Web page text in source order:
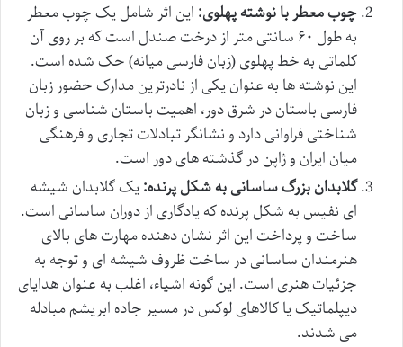
چوب معطر با نوشته پهلوی: این اثر شامل یک چوب معطر
به طول ۶۰ سانتی متر از درخت صندل است که بر روی آن
کلماتی به خط پهلوی (زبان فارسی میانه) حک شده است.
این نوشته ها به عنوان یکی از نادرترین مدارک حضور زبان
فارسی باستان در شرق دور، اهمیت باستان شناسی و زبان
شناختی فراوانی دارد و نشانگر تبادلات تجاری و فرهنگی
میان ایران و ژاپن در گذشته های دور است.
گلابدان بزرگ ساسانی به شکل پرنده:یک گلابدان شیشه
ای نفیس به شکل پرنده که یادگاری از دوران ساسانی است.
ساخت و پرداخت این اثر نشان دهنده مهارت های بالای
هنرمندان ساسانی در ساخت ظروف شیشه ای و توجه به
جزئیات هنری است. این گونه اشیاء، اغلب به عنوان هدایای
دیپلماتیک یا کالاهای لوکس در مسیر جاده ابریشم مبادله
می شدند.